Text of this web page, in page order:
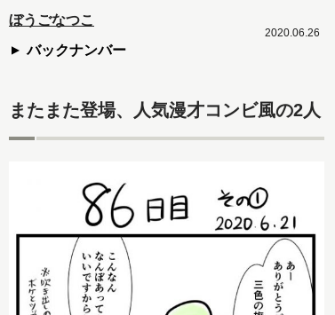
ぼうごなつこ
バックナンバー
2020.06.26
またまた登場、人気漫才コンビ風の2人